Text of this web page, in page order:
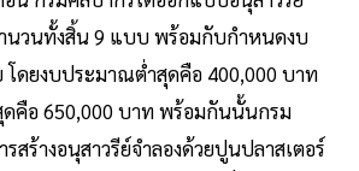
นวนทั้งสิ้น 9 แบบ พร้อมกับกำหนดงบ
ดยงบประมาณต่ำสุดคือ 400,000 บาท
คือ 650,000 บาท พร้อมกันนั้นกรม
สร้างอนุสาวรีย์จำลองด้วยปูนปลาสเตอร์